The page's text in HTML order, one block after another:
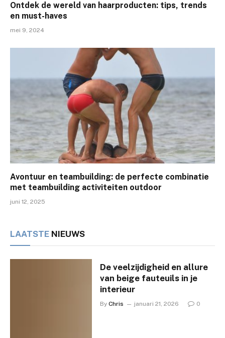
Ontdek de wereld van haarproducten: tips, trends
en must-haves
mei 9, 2024
Avontuur en teambuilding: de perfecte combinatie
met teambuilding activiteiten outdoor
juni 12, 2025
LAATSTE NIEUWS
De veelzijdigheid en allure
van beige fauteuils in je
interieur
By Chris januari 21, 2026 0